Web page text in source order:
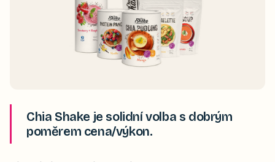
Chia Shake je solidní volba s dobrým
poměrem cena/výkon.